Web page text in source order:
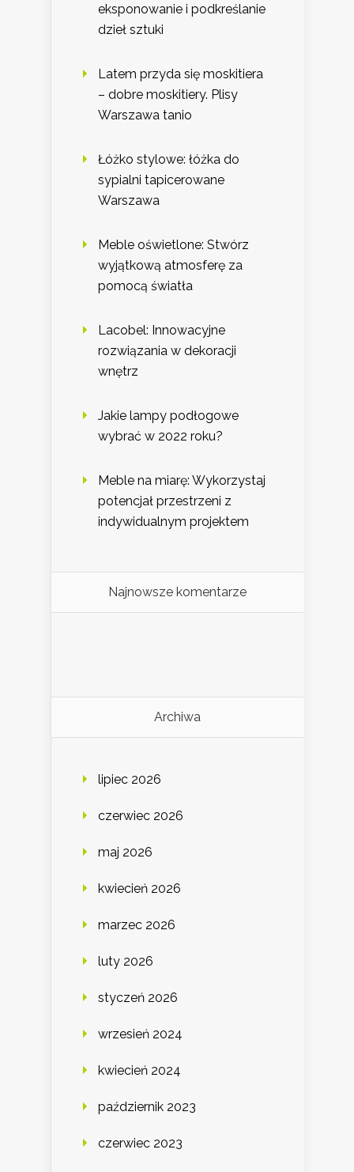
eksponowanie i podkreślanie
dzieł sztuki
Latem przyda się moskitiera
– dobre moskitiery. Plisy
Warszawa tanio
Łóżko stylowe: łóżka do
sypialni tapicerowane
Warszawa
Meble oświetlone: Stwórz
wyjątkową atmosferę za
pomocą światła
Lacobel: Innowacyjne
rozwiązania w dekoracji
wnętrz
Jakie lampy podłogowe
wybrać w 2022 roku?
Meble na miarę: Wykorzystaj
potencjał przestrzeni z
indywidualnym projektem
Najnowsze komentarze
Archiwa
lipiec 2026
czerwiec 2026
maj 2026
kwiecień 2026
marzec 2026
luty 2026
styczeń 2026
wrzesień 2024
kwiecień 2024
październik 2023
czerwiec 2023